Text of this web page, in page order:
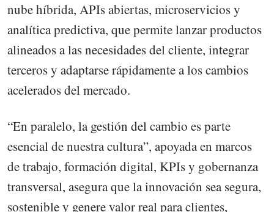
nube híbrida, APIs abiertas, microservicios y
analítica predictiva, que permite lanzar productos
alineados a las necesidades del cliente, integrar
terceros y adaptarse rápidamente a los cambios
acelerados del mercado.
“En paralelo, la gestión del cambio es parte
esencial de nuestra cultura”, apoyada en marcos
de trabajo, formación digital, KPIs y gobernanza
transversal, asegura que la innovación sea segura,
sostenible y genere valor real para clientes,